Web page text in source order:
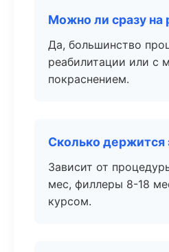
Можно ли сразу на
Да, большинство
реабилитации или с
покраснением.
Сколько держится
Зависит от
мес, филлеры 8-18
курсом.